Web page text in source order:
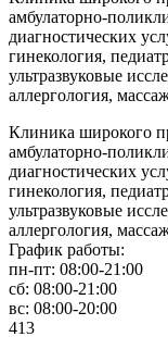
амбулаторно-
диагностических
гинекология,
ультразвуковые
аллергология,
Клиника широкого
амбулаторно-
диагностических
гинекология,
ультразвуковые
аллергология,
График работы:
пн-пт: 08:00-21:00
сб: 08:00-21:00
вс: 08:00-20:00
413